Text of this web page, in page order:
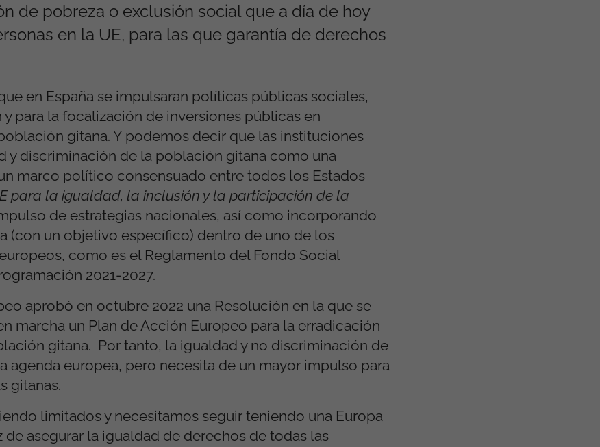
de pobreza o exclusión social que a día de hoy
en la UE, para las que garantía de derechos
en España se impulsaran políticas públicas sociales,
para la focalización de inversiones públicas en
gitana. Y podemos decir que las instituciones
y discriminación de la población gitana como una
marco político consensuado entre todos los Estados
para la igualdad, la inclusión y la participación de la
de estrategias nacionales, así como incorporando
(con un objetivo específico) dentro de uno de los
como es el Reglamento del Fondo Social
2021-2027.
aprobó en octubre 2022 una Resolución en la que se
marcha un Plan de Acción Europeo para la erradicación
gitana. Por tanto, la igualdad y no discriminación de
agenda europea, pero necesita de un mayor impulso para
gitanas.
limitados y necesitamos seguir teniendo una Europa
asegurar la igualdad de derechos de todas las